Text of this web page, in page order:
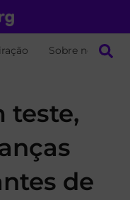
Sobre nós
teste,
de